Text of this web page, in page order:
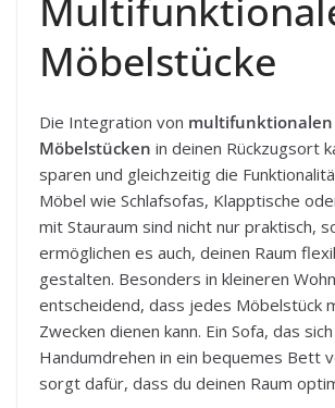
Möbelstücke
Die Integration von multifunktionalen
Möbelstücken in deinen Rückzugsort
sparen und gleichzeitig die
Möbel wie Schlafsofas, Klapptische
mit Stauraum sind nicht nur praktisch,
ermöglichen es auch, deinen Raum
gestalten. Besonders in kleineren
entscheidend, dass jedes Möbelstück
Zwecken dienen kann. Ein Sofa, das
Handumdrehen in ein bequemes Bett
sorgt dafür, dass du deinen Raum